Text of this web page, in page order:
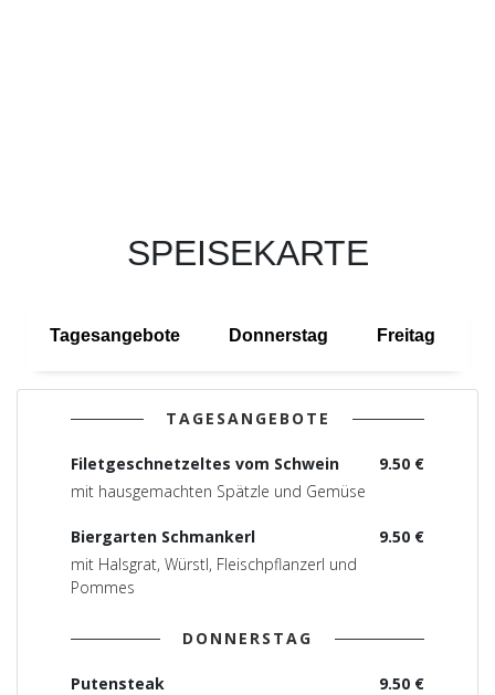
SPEISEKARTE
Tagesangebote Donnerstag Freitag
TAGESANGEBOTE
9.50 €
Filetgeschnetzeltes vom Schwein
mit hausgemachten Spätzle und Gemüse
9.50 €
Biergarten Schmankerl
mit Halsgrat, Würstl, Fleischpflanzerl und
Pommes
DONNERSTAG
9.50 €
Putensteak